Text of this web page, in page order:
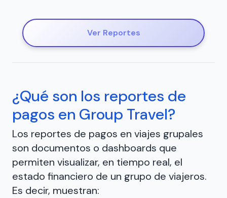
Ver Reportes
¿Qué son los reportes de
pagos en Group Travel?
Los reportes de pagos en viajes grupales
son documentos o dashboards que
permiten visualizar, en tiempo real, el
estado financiero de un grupo de viajeros.
Es decir, muestran: